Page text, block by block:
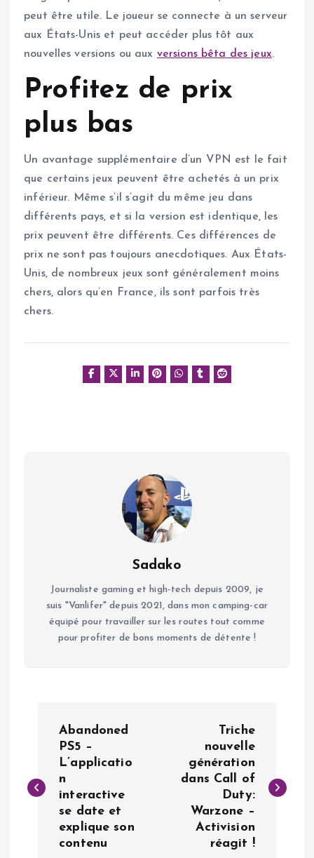
peut être utile. Le joueur se connecte à un serveur
aux États-Unis et peut accéder plus tôt aux
nouvelles versions ou aux versions bêta des jeux.
Profitez de prix
plus bas
Un avantage supplémentaire d’un VPN est le fait
que certains jeux peuvent être achetés à un prix
inférieur. Même s’il s’agit du même jeu dans
différents pays, et si la version est identique, les
prix peuvent être différents. Ces différences de
prix ne sont pas toujours anecdotiques. Aux États-
Unis, de nombreux jeux sont généralement moins
chers, alors qu’en France, ils sont parfois très
chers.
Sadako
Journaliste gaming et high-tech depuis 2009, je
suis "Vanlifer" depuis 2021, dans mon camping-car
équipé pour travailler sur les routes tout comme
pour profiter de bons moments de détente !
v
Abandoned
PS5 –
L’applicatio
n
interactive
se date et
explique son
contenu
Triche
nouvelle
génération
dans Call of
Duty:
Warzone –
Activision
réagit !